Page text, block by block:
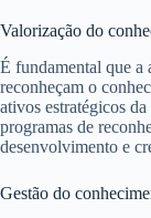
Valorização do
É fundamental que a
reconheçam o
ativos estratégicos
programas de
desenvolvimento e
Gestão do